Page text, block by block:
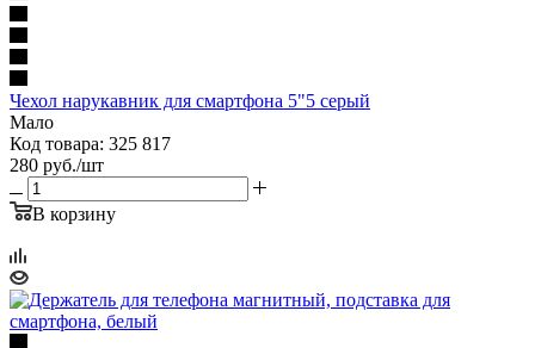
Чехол нарукавник для смартфона 5"5 серый
Мало
Код товара: 325 817
280 руб./шт
В корзину